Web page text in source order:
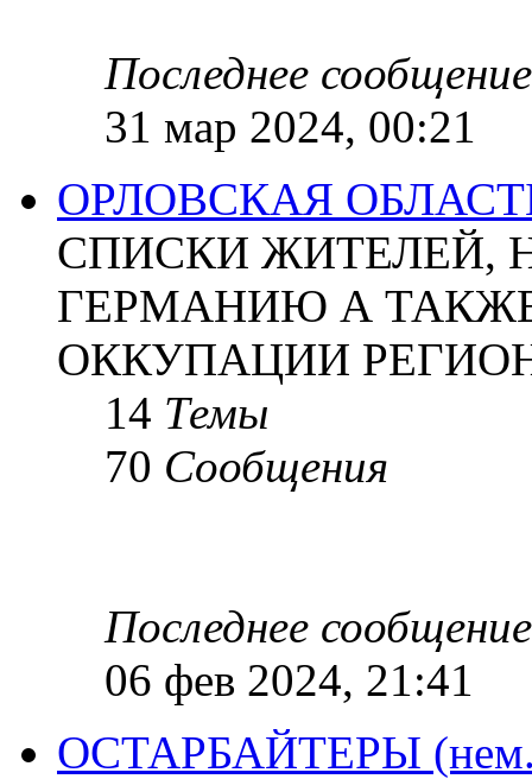
Последнее сообщение
31 мар 2024, 00:21
ОРЛОВСКАЯ
СПИСКИ ЖИТЕЛЕЙ,
ГЕРМАНИЮ А
ОККУПАЦИИ
14 Темы
70 Сообщения
Последнее сообщение
06 фев 2024, 21:41
ОСТАРБАЙТЕРЫ (нем.